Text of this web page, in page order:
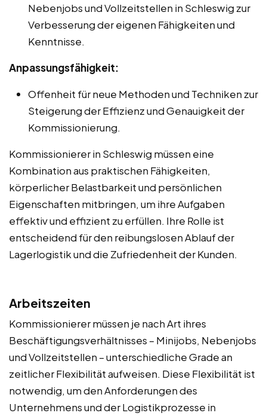
Nebenjobs und Vollzeitstellen in Schleswig zur
Verbesserung der eigenen Fähigkeiten und
Kenntnisse.
Anpassungsfähigkeit:
Offenheit für neue Methoden und Techniken zur
Steigerung der Effizienz und Genauigkeit der
Kommissionierung.
Kommissionierer in Schleswig müssen eine
Kombination aus praktischen Fähigkeiten,
körperlicher Belastbarkeit und persönlichen
Eigenschaften mitbringen, um ihre Aufgaben
effektiv und effizient zu erfüllen. Ihre Rolle ist
entscheidend für den reibungslosen Ablauf der
Lagerlogistik und die Zufriedenheit der Kunden.
Arbeitszeiten
Kommissionierer müssen je nach Art ihres
Beschäftigungsverhältnisses – Minijobs, Nebenjobs
und Vollzeitstellen – unterschiedliche Grade an
zeitlicher Flexibilität aufweisen. Diese Flexibilität ist
notwendig, um den Anforderungen des
Unternehmens und der Logistikprozesse in